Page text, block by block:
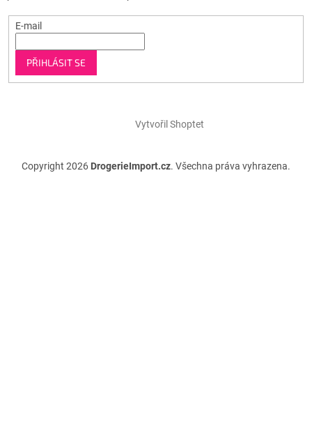
E-mail
PŘIHLÁSIT SE
Vytvořil Shoptet
Copyright 2026 DrogerieImport.cz. Všechna práva vyhrazena.